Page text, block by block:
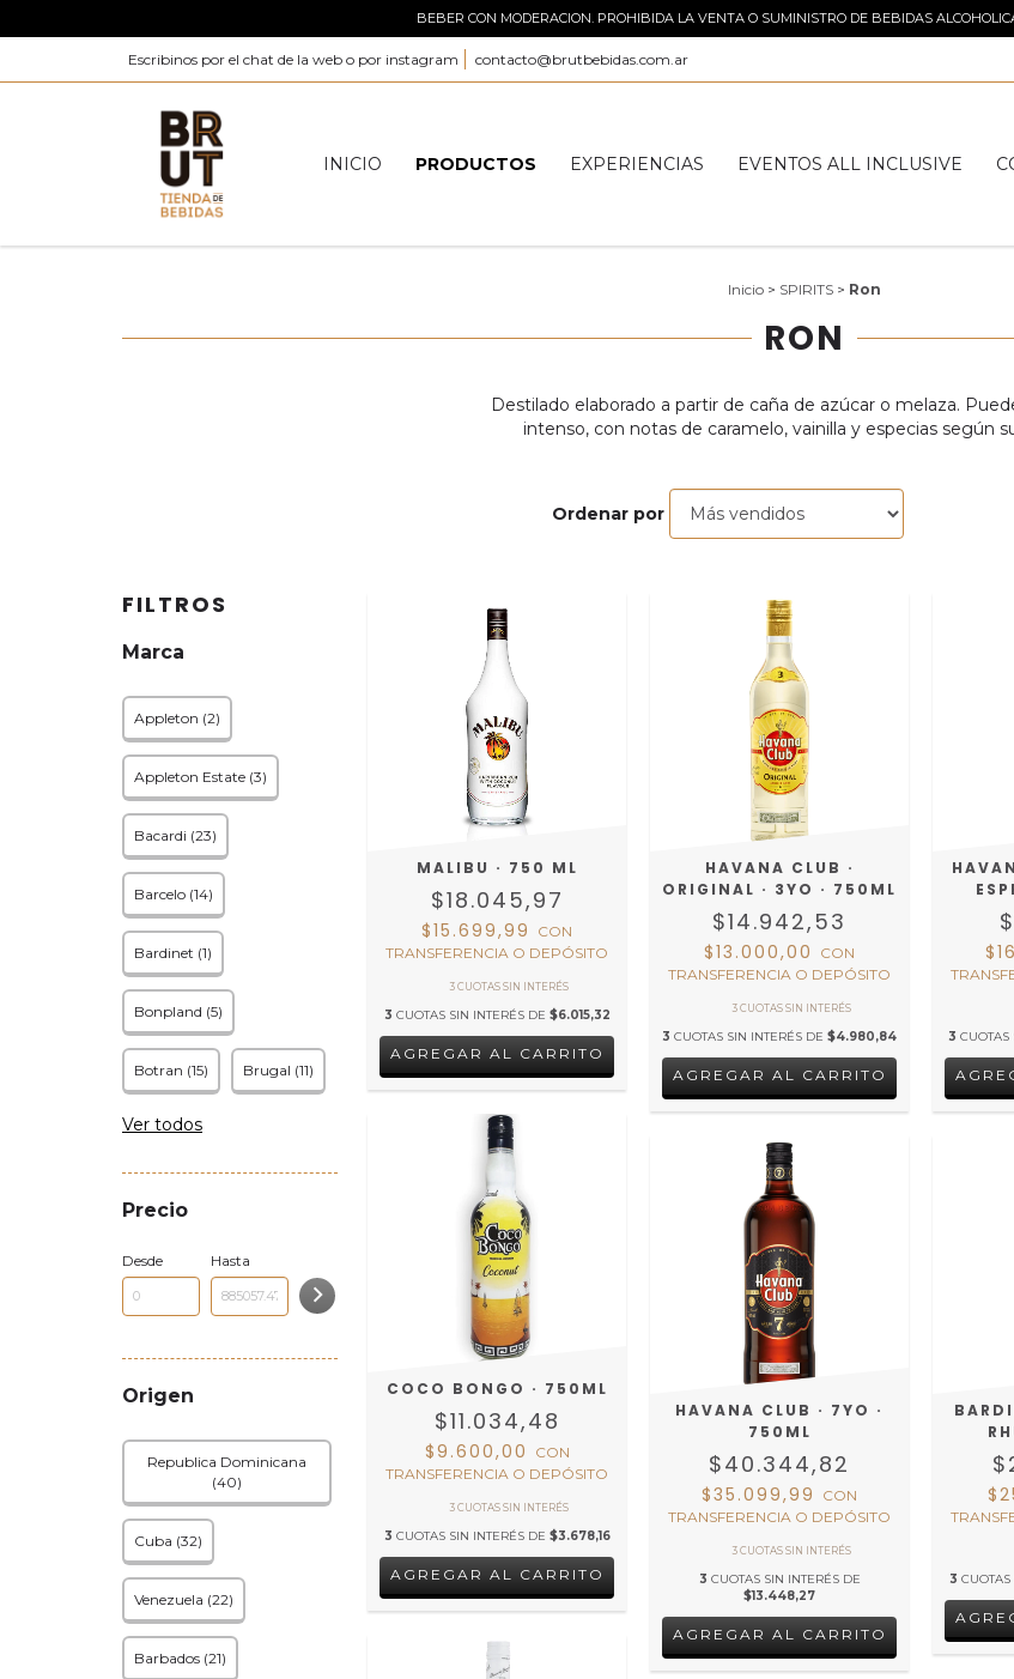
BEBER CON MODERACION. PROHIBIDA LA VENTA O SUMINISTRO DE BEBIDAS
Escribinos por el chat de la web o por instagram contacto@brutbebidas.com.ar
INICIO PRODUCTOS EXPERIENCIAS EVENTOS ALL INCLUSIVE
Inicio > SPIRITS > Ron
RON
Destilado elaborado a partir de caña de azúcar o melaza.
intenso, con notas de caramelo, vainilla y especias según
Ordenar por
FILTROS
Marca
Appleton (2)
Appleton Estate (3)
Bacardi (23)
Barcelo (14)
Bardinet (1)
Bonpland (5)
Botran (15) Brugal (11)
Ver todos
Precio
Desde Hasta
Origen
Republica Dominicana
(40)
Cuba (32)
Venezuela (22)
Barbados (21)
MALIBU · 750 ML
$18.045,97
$15.699,99
CON
TRANSFERENCIA O DEPÓSITO
3 CUOTAS SIN INTERÉS DE $6.015,32
HAVANA CLUB ·
ORIGINAL · 3YO · 750ML
$14.942,53
$13.000,00
CON
TRANSFERENCIA O DEPÓSITO
3 CUOTAS SIN INTERÉS DE$4.980,84 3
COCO BONGO · 750ML
$11.034,48
$9.600,00
CON
TRANSFERENCIA O DEPÓSITO
3 CUOTAS SIN INTERÉS DE $3.678,16
HAVANA CLUB · 7YO ·
750ML
$40.344,82
$35.099,99
CON
TRANSFERENCIA O DEPÓSITO
3 CUOTAS SIN INTERÉS DE
$13.448,27
3